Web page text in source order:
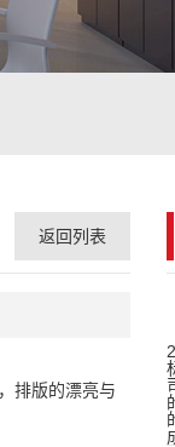
返回列表
排版的漂亮与